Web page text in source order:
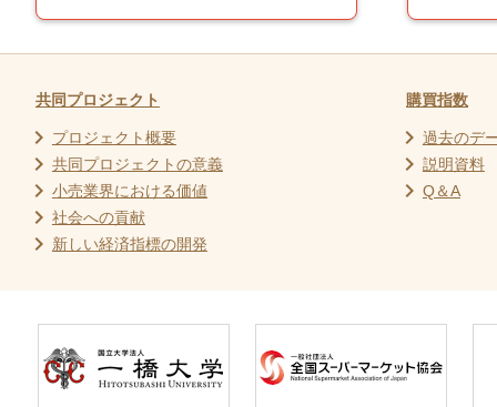
共同プロジェクト
chevron_right プロジェクト概要
chevron_right 共同プロジェクトの意義
chevron_right 小売業界における価値
chevron_right 社会への貢献
chevron_right 新しい経済指標の開発
購買指数
chevron_right 過去のデ
chevron_right 説明資料
chevron_right Q＆A